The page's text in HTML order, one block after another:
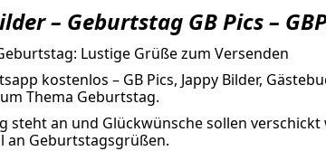
– Geburtstag GB Pics –
Lustige Grüße zum Versenden
kostenlos – GB Pics, Jappy Bilder,
Thema Geburtstag.
steht an und Glückwünsche sollen
an Geburtstagsgrüßen.